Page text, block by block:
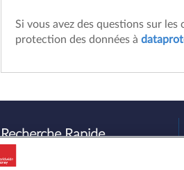
Si vous avez des questions sur
protection des données à
Recherche Rapide
Devises